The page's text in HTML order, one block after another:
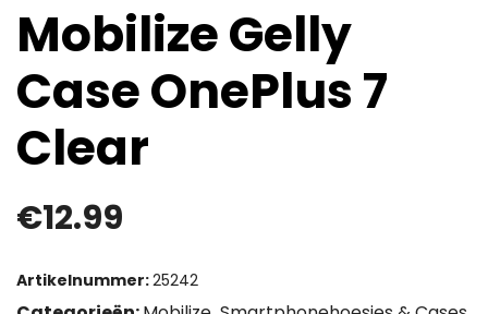
Mobilize Gelly
Case OnePlus 7
Clear
€12.99
Artikelnummer:25242